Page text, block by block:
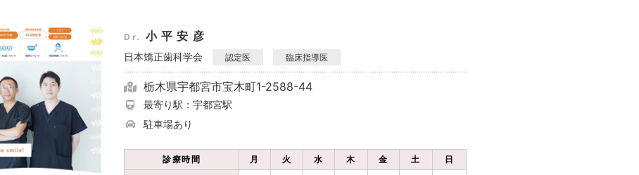
Dr. 小平安彦
日本矯正歯科学会 認定医 臨床指導医
栃木県宇都宮市宝木町1-2588-44
最寄り駅：宇都宮駅
駐車場あり
診療時間 月 火 水 木 金 土 日